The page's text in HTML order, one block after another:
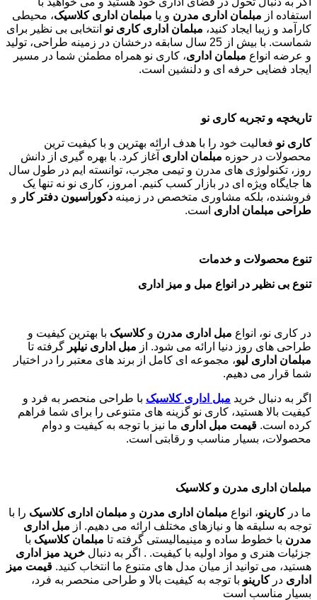
استفاده از مبلمان اداری مدرن و یا مبلمان اداری کلاسیک، محیطی
کارآمد و زیبا ایجاد کنید، مبلمان اداری کاری نو انتخابی بی نظیر برای
شماست. با بیش از 25 سال سابقه درخشان در زمینه طراحی، تولید
و عرضه انواع مبلمان اداری، کاری نو همراه مطمئن شما در مسیر
ایجاد فضایی حرفه ای و دلنشین است.
تاریخچه و تجربه کاری نو
کاری نو فعالیت خود را با هدف ارائه بهترین و با کیفیت ترین
محصولات در حوزه مبلمان اداری آغاز کرد. با بهره گیری از دانش
روز، تکنولوژی های مدرن و تیمی مجرب، توانسته ایم در طول سال
ها جایگاه ویژه ای در بازار کسب کنیم. امروز، کاری نو نه تنها یک
فروشنده، بلکه مشاوری متخصص در زمینه دکوراسیون دفتر کار و
طراحی مبلمان اداری است.
تنوع محصولات و خدمات
تنوع بی نظیر در انواع مبل و میز اداری
در کاری نو، انواع مبل اداری مدرن وکلاسیک با بهترین کیفیت و
طراحی های روز دنیا ارائه می شود. از مبل اداری نیلپر گرفته تا
مبلمان اداری لیو، مجموعه ای کامل از برند های معتبر را در اختیار
شما قرار می دهیم.
اگر به دنبال خرید مبل اداری کلاسیک با طراحی منحصر به فرد و
کیفیت بالا هستید، کاری نو گزینه های متنوعی را برای شما فراهم
کرده است. قیمت مبل اداری ما نیز با توجه به کیفیت و دوام
محصولات، بسیار مناسب و رقابتی است.
مبلمان اداری مدرن و کلاسیک
ما درکارینو، انواع مبلمان اداری مدرن و مبلمان اداری کلاسیک را با
توجه به سلیقه ها و نیازهای مختلف ارائه می دهیم. از مبل اداری
مدرن با خطوط ساده و مینیمالیستی گرفته تا مبلمان کلاسیک با
جزئیات هنری و مواد اولیه با کیفیت. . اگر به دنبال خرید میز اداری
هستید، می توانید از میان مدل های متنوع ما انتخاب کنید. قیمت میز
اداری درکارینو با توجه به کیفیت بالا و طراحی منحصر به فرد،
بسیار مناسب است